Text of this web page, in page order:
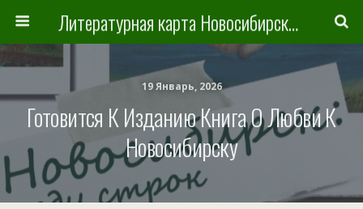
Литературная карта Новосибирска и Новосибирской области
19 Январь, 2026
Готовится К Изданию Книга О Любви К
Новосибирску